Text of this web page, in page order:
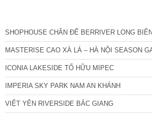
SHOPHOUSE CHÂN ĐẾ BERRIVER LONG BIÊN
MASTERISE CAO XÀ LÁ – HÀ NỘI SEASON
ICONIA LAKESIDE TỐ HỮU MIPEC
IMPERIA SKY PARK NAM AN KHÁNH
VIỆT YÊN RIVERSIDE BẮC GIANG